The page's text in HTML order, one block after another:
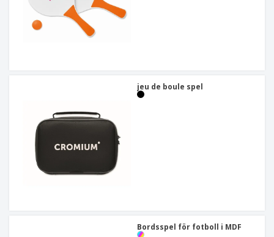
jeu de boule spel
Bordsspel för fotboll i MDF